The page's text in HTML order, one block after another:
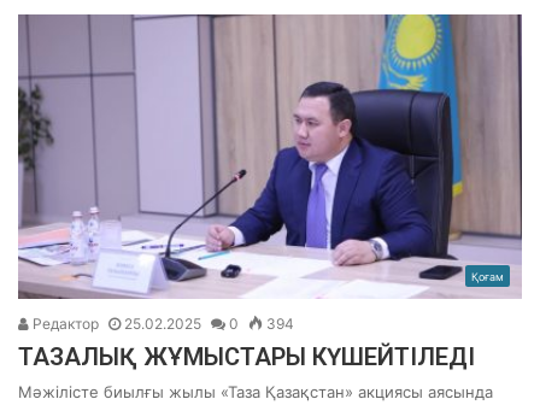
Қоғам
Редактор 25.02.2025 0 394
ТАЗАЛЫҚ ЖҰМЫСТАРЫ КҮШЕЙТІЛЕДІ
Мәжілісте биылғы жылы «Таза Қазақстан» акциясы аясында